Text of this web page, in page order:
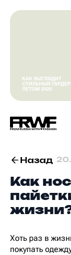
Назад
Как
Хоть раз в
покупать